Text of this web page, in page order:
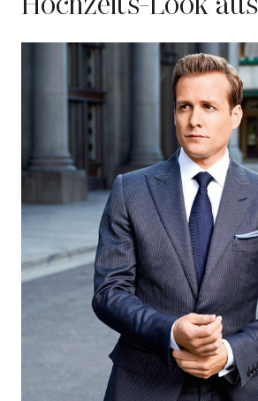
Hochzeits-Look aus